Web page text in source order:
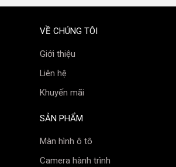
VỀ CHÚNG TÔI
Giới thiệu
Liên hệ
Khuyến mãi
SẢN PHẨM
Màn hình ô tô
Camera hành trình